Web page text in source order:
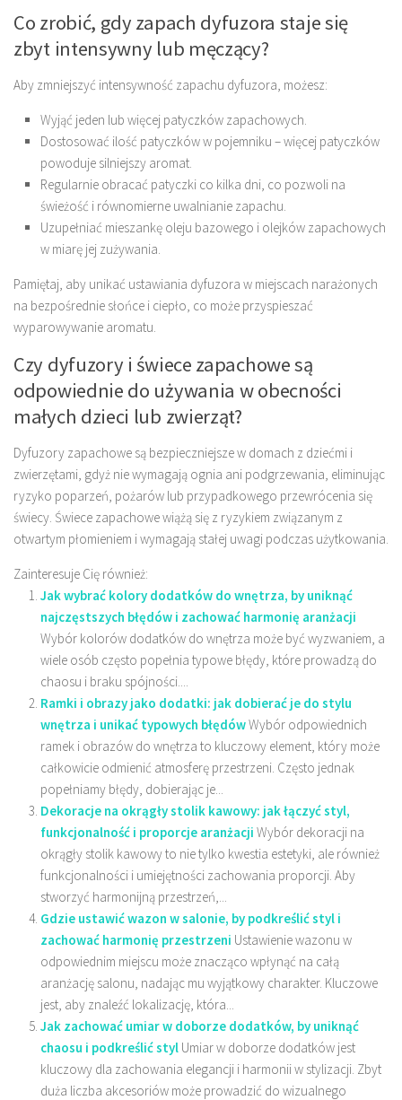
Co zrobić, gdy zapach dyfuzora staje się
zbyt intensywny lub męczący?
Aby zmniejszyć intensywność zapachu dyfuzora, możesz:
Wyjąć jeden lub więcej patyczków zapachowych.
Dostosować ilość patyczków w pojemniku – więcej patyczków
powoduje silniejszy aromat.
Regularnie obracać patyczki co kilka dni, co pozwoli na
świeżość i równomierne uwalnianie zapachu.
Uzupełniać mieszankę oleju bazowego i olejków zapachowych
w miarę jej zużywania.
Pamiętaj, aby unikać ustawiania dyfuzora w miejscach narażonych
na bezpośrednie słońce i ciepło, co może przyspieszać
wyparowywanie aromatu.
Czy dyfuzory i świece zapachowe są
odpowiednie do używania w obecności
małych dzieci lub zwierząt?
Dyfuzory zapachowe są bezpieczniejsze w domach z dziećmi i
zwierzętami, gdyż nie wymagają ognia ani podgrzewania, eliminując
ryzyko poparzeń, pożarów lub przypadkowego przewrócenia się
świecy. Świece zapachowe wiążą się z ryzykiem związanym z
otwartym płomieniem i wymagają stałej uwagi podczas użytkowania.
Zainteresuje Cię również:
Jak wybrać kolory dodatków do wnętrza, by uniknąć
najczęstszych błędów i zachować harmonię aranżacji
Wybór kolorów dodatków do wnętrza może być wyzwaniem, a
wiele osób często popełnia typowe błędy, które prowadzą do
chaosu i braku spójności....
Ramki i obrazy jako dodatki: jak dobierać je do stylu
wnętrza i unikać typowych błędówWybór odpowiednich
ramek i obrazów do wnętrza to kluczowy element, który może
całkowicie odmienić atmosferę przestrzeni. Często jednak
popełniamy błędy, dobierając je...
Dekoracje na okrągły stolik kawowy: jak łączyć styl,
funkcjonalność i proporcje aranżacji Wybór dekoracji na
okrągły stolik kawowy to nie tylko kwestia estetyki, ale również
funkcjonalności i umiejętności zachowania proporcji. Aby
stworzyć harmonijną przestrzeń,...
Gdzie ustawić wazon w salonie, by podkreślić styl i
zachować harmonię przestrzeni Ustawienie wazonu w
odpowiednim miejscu może znacząco wpłynąć na całą
aranżację salonu, nadając mu wyjątkowy charakter. Kluczowe
jest, aby znaleźć lokalizację, która...
Jak zachować umiar w doborze dodatków, by uniknąć
chaosu i podkreślić styl Umiar w doborze dodatków jest
kluczowy dla zachowania elegancji i harmonii w stylizacji. Zbyt
duża liczba akcesoriów może prowadzić do wizualnego